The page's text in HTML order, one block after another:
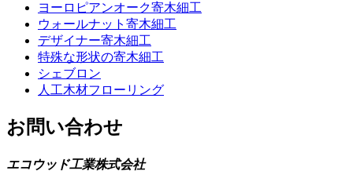
ヨーロピアンオーク寄木細工
ウォールナット寄木細工
デザイナー寄木細工
特殊な形状の寄木細工
シェブロン
人工木材フローリング
お問い合わせ
エコウッド工業株式会社